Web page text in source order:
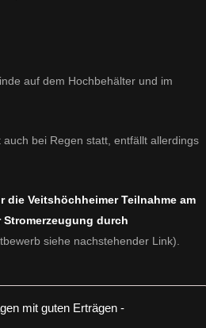
auf dem Hochbehälter und im
bei Regen statt, entfällt allerdings
die Veitshöchheimer Teilnahme am
Stromerzeugung durch
siehe nachstehender Link).